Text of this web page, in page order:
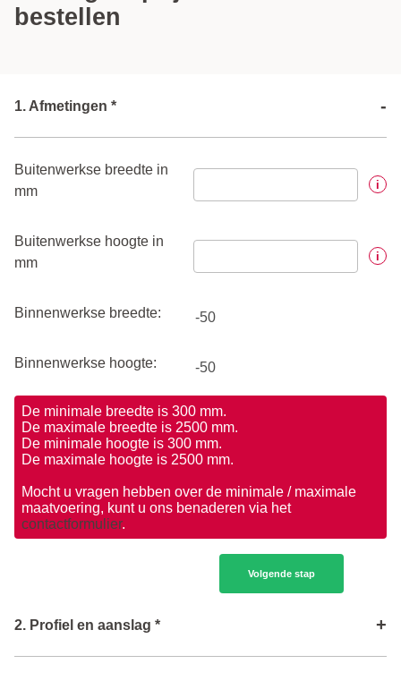
bestellen
1. Afmetingen * -
Buitenwerkse breedte in
mm
i
Buitenwerkse hoogte in
mm
i
Binnenwerkse breedte:
Binnenwerkse hoogte:
De minimale breedte is 300 mm.
De maximale breedte is 2500 mm.
De minimale hoogte is 300 mm.
De maximale hoogte is 2500 mm.
Mocht u vragen hebben over de minimale / maximale
maatvoering, kunt u ons benaderen via het
contactformulier.
Volgende stap
2. Profiel en aanslag * +